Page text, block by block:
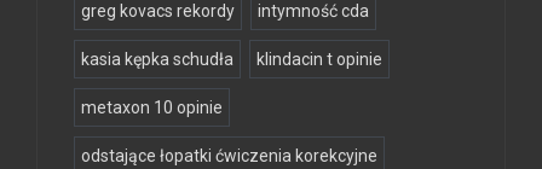
greg kovacs rekordy intymność cda
kasia kępka schudła klindacin t opinie
metaxon 10 opinie
odstające łopatki ćwiczenia korekcyjne